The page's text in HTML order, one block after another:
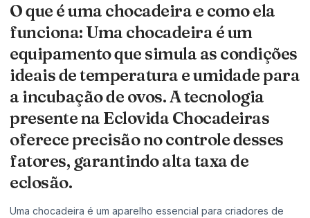
O que é uma chocadeira e como ela
funciona: Uma chocadeira é um
equipamento que simula as condições
ideais de temperatura e umidade para
a incubação de ovos. A tecnologia
presente na Eclovida Chocadeiras
oferece precisão no controle desses
fatores, garantindo alta taxa de
eclosão.
Uma chocadeira é um aparelho essencial para criadores de